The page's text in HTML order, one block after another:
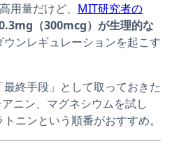
用量だけど、 MIT研究者の
（300mcg）が生理的な
ンレギュレーションを起こす
最終手段」として取っておきた
ニン、マグネシウムを試し
ニンという順番がおすすめ。